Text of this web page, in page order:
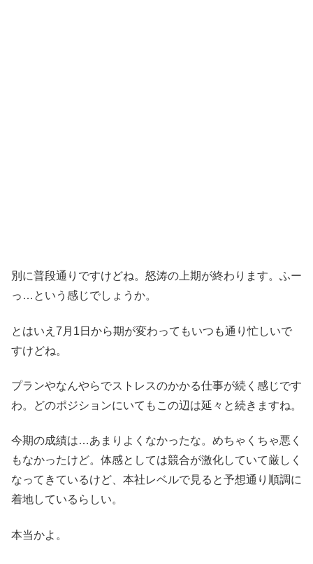
別に普段通りですけどね。怒涛の上期が終わります。ふー
っ…という感じでしょうか。
とはいえ7月1日から期が変わってもいつも通り忙しいで
すけどね。
プランやなんやらでストレスのかかる仕事が続く感じです
わ。どのポジションにいてもこの辺は延々と続きますね。
今期の成績は…あまりよくなかったな。めちゃくちゃ悪く
もなかったけど。体感としては競合が激化していて厳しく
なってきているけど、本社レベルで見ると予想通り順調に
着地しているらしい。
本当かよ。